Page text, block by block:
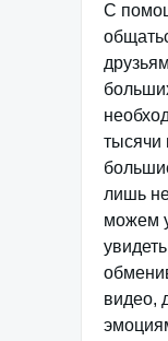
С
тысячи
лишь
можем
видео,